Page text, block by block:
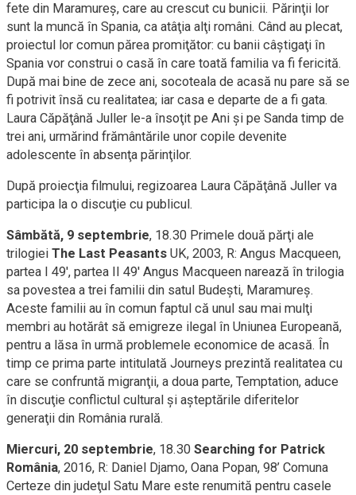
fete din Maramureş, care au crescut cu bunicii. Părinţii lor
sunt la muncă în Spania, ca atâţia alţi români. Când au plecat,
proiectul lor comun părea promiţător: cu banii câştigaţi în
Spania vor construi o casă în care toată familia va fi fericită.
După mai bine de zece ani, socoteala de acasă nu pare să se
fi potrivit însă cu realitatea; iar casa e departe de a fi gata.
Laura Căpăţână Juller le-a însoţit pe Ani şi pe Sanda timp de
trei ani, urmărind frământările unor copile devenite
adolescente în absenţa părinţilor.
După proiecţia filmului, regizoarea Laura Căpăţână Juller va
participa la o discuţie cu publicul.
Sâmbătă, 9 septembrie, 18.30 Primele două părţi ale
trilogiei The Last Peasants UK, 2003, R: Angus Macqueen,
partea I 49', partea II 49' Angus Macqueen narează în trilogia
sa povestea a trei familii din satul Budeşti, Maramureş.
Aceste familii au în comun faptul că unul sau mai mulţi
membri au hotărât să emigreze ilegal în Uniunea Europeană,
pentru a lăsa în urmă problemele economice de acasă. În
timp ce prima parte intitulată Journeys prezintă realitatea cu
care se confruntă migranţii, a doua parte, Temptation, aduce
în discuţie conflictul cultural şi aşteptările diferitelor
generaţii din România rurală.
Miercuri, 20 septembrie, 18.30 Searching for Patrick
România, 2016, R: Daniel Djamo, Oana Popan, 98’ Comuna
Certeze din judeţul Satu Mare este renumită pentru casele